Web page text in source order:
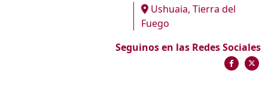
Ushuaia, Tierra del
Fuego
Seguinos en las Redes Sociales